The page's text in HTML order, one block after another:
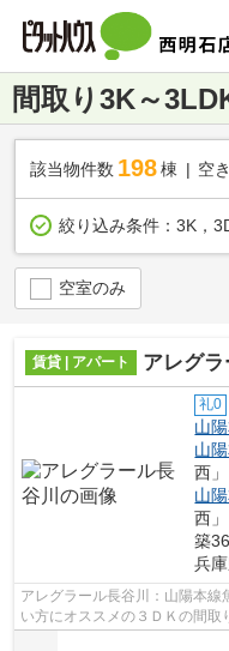
間取り3K～
該当物件数 198棟 空
絞り込み条件： 3K，
空室のみ
賃貸 | アパート アレグラ
礼0
山
山
西
山
西
築
兵
アレグラール長谷川：山陽本線魚住駅にも
い方にオススメの３ＤＫの間取り◎ 明石市に特化したピタットハウ
店（株）ＡＢＣが、お客様のご